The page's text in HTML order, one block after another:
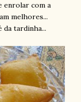
enrolar com a
melhores...
da tardinha...